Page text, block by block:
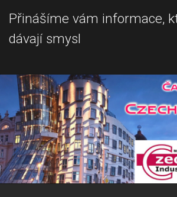
Přinášíme vám informace,
dávají smysl